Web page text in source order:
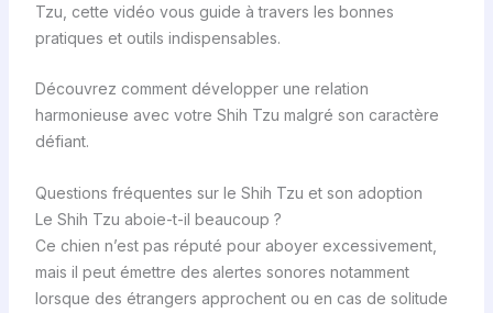
Tzu, cette vidéo vous guide à travers les bonnes
pratiques et outils indispensables.
Découvrez comment développer une relation
harmonieuse avec votre Shih Tzu malgré son caractère
défiant.
Questions fréquentes sur le Shih Tzu et son adoption
Le Shih Tzu aboie-t-il beaucoup ?
Ce chien n’est pas réputé pour aboyer excessivement,
mais il peut émettre des alertes sonores notamment
lorsque des étrangers approchent ou en cas de solitude